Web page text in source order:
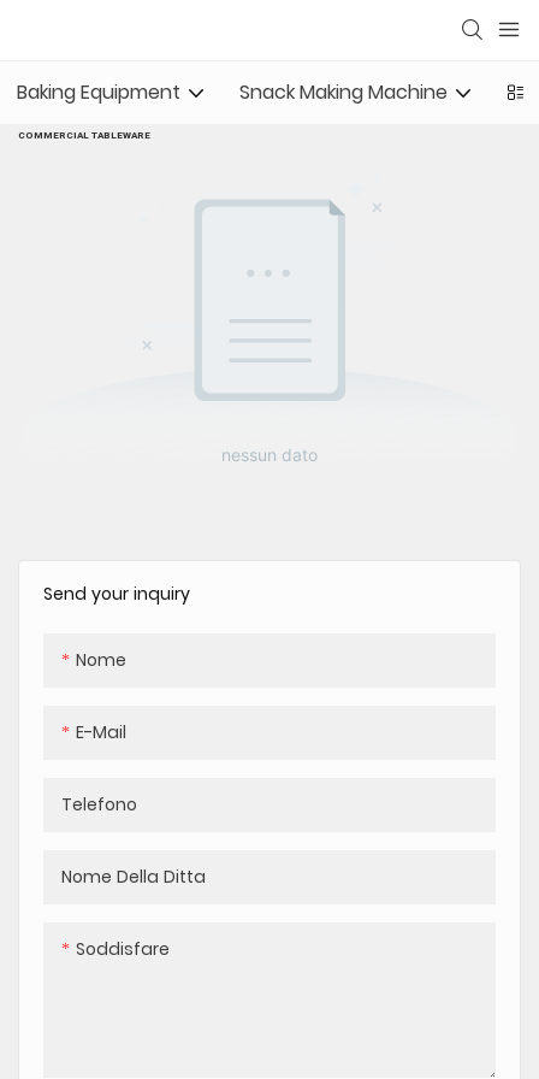
Baking Equipment Snack Making Machine
COMMERCIAL TABLEWARE
Send your inquiry
Nome
E-Mail
Telefono
Nome Della Ditta
Soddisfare
nessun dato